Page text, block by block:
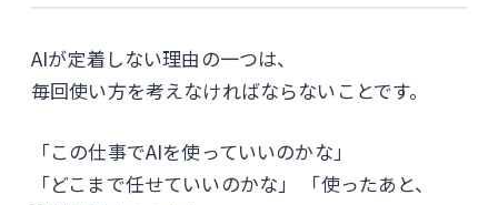
AIが定着しない理由の一つは、
毎回使い方を考えなければならないことです。
「この仕事でAIを使っていいのかな」
「どこまで任せていいのかな」 「使ったあと、